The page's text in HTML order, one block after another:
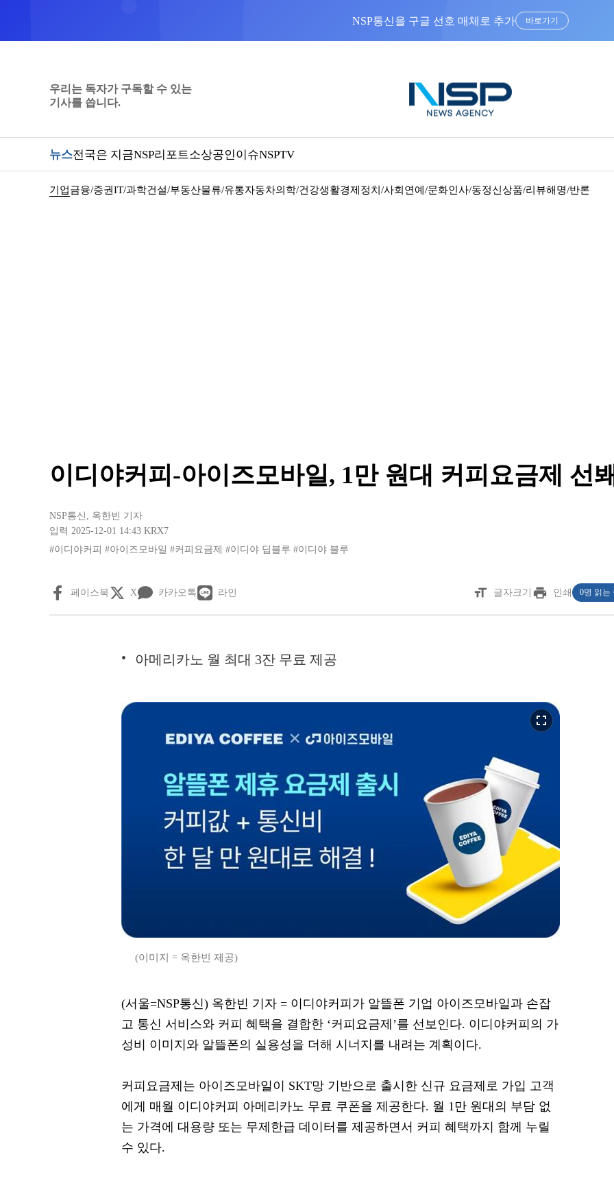
NSP통신을 구글 선호 매체로 추가 바로가기
우리는 독자가 구독할 수 있는
기사를 씁니다.
뉴스전국은 지금NSP리포트소상공인이슈NSPTV
기업금융/증권IT/과학건설/부동산물류/유통자동차의학/건강생활경제 정치/사회 연예/문화인사/동정신상품/리뷰해명/반론
이디야커피-아이즈모바일, 1만 원대 커피요금제 선봬
NSP통신 , 옥한빈 기자
입력 2025-12-01 14:43 KRX7
#이디야커피 #아이즈모바일 #커피요금제 #이디야 딥블루 #이디야 블루
페이스북 X 카카오톡 라인 format_size 글자크기 print 인쇄 0명 읽는
아메리카노 월 최대 3잔 무료 제공
fullscreen
(이미지 = 옥한빈 제공)
(서울=NSP통신) 옥한빈 기자 = 이디야커피가 알뜰폰 기업 아이즈모바일과 손잡
고 통신 서비스와 커피 혜택을 결합한 ‘커피요금제’를 선보인다. 이디야커피의 가
성비 이미지와 알뜰폰의 실용성을 더해 시너지를 내려는 계획이다.
커피요금제는 아이즈모바일이 SKT망 기반으로 출시한 신규 요금제로 가입 고객
에게 매월 이디야커피 아메리카노 무료 쿠폰을 제공한다. 월 1만 원대의 부담 없
는 가격에 대용량 또는 무제한급 데이터를 제공하면서 커피 혜택까지 함께 누릴
수 있다.